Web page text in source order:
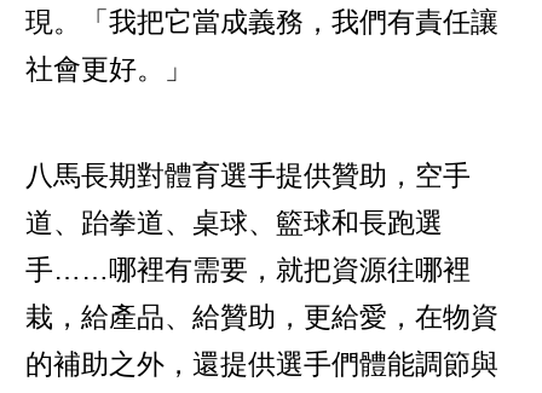
現。「我把它當成義務，我們有責任讓
社會更好。」
八馬長期對體育選手提供贊助，空手
道、跆拳道、桌球、籃球和長跑選
手……哪裡有需要，就把資源往哪裡
栽，給產品、給贊助，更給愛，在物資
的補助之外，還提供選手們體能調節與